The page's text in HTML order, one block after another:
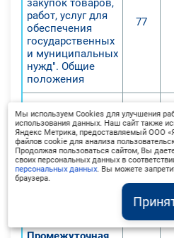
закупок товаров,
работ, услуг для
обеспечения
государственных
и муниципальных
нужд". Общие
положения
77
контрактной
системе в сфере
закупок товаров,
работ, услуг для
обеспечения
государственных
76
Мы используем Cookies для улучшения
использования данных. Наш сайт также
Яндекс Метрика, предоставляемый ООО
файлов cookie для анализа
Продолжая пользоваться сайтом, Вы
своих персональных данных в
персональных данных. Вы можете
браузера.